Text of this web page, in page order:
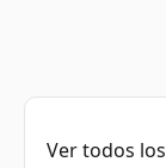
Ver todos los